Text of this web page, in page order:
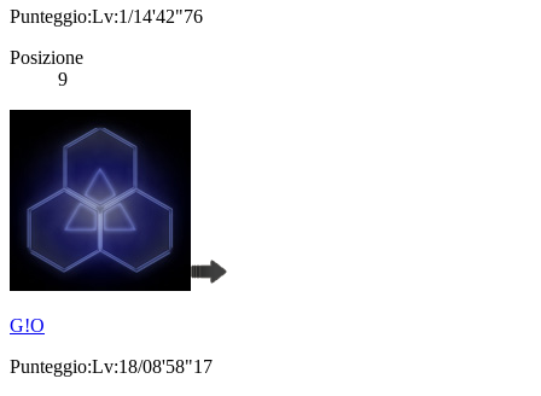
Punteggio:Lv:1/14'42"76
Posizione
9
G!O
Punteggio:Lv:18/08'58"17